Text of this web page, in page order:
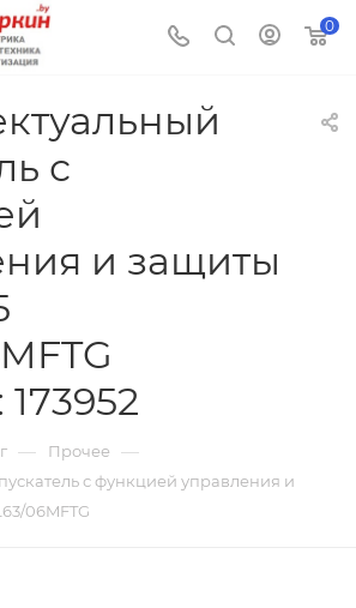
0
с
и защиты
— Прочее —
с функцией управления и
06MFTG